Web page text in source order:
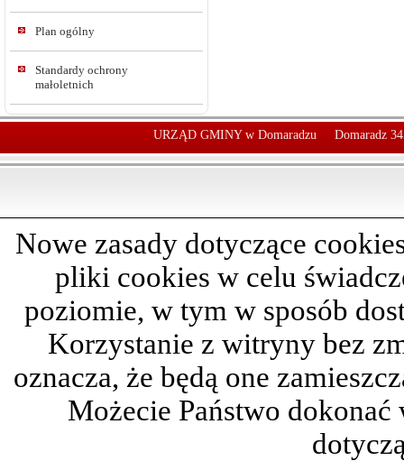
Plan ogólny
Standardy ochrony
małoletnich
URZĄD GMINY w Domaradzu Domaradz
Nowe zasady dotyczące
pliki cookies w celu
poziomie, w tym w sposób
Korzystanie z witryny bez
oznacza, że będą one
Możecie Państwo